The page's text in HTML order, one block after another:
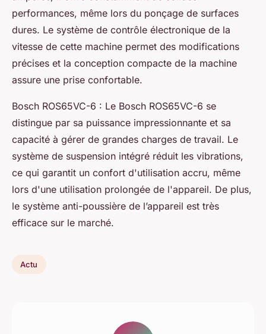
performances, même lors du ponçage de surfaces
dures. Le système de contrôle électronique de la
vitesse de cette machine permet des modifications
précises et la conception compacte de la machine
assure une prise confortable.
Bosch ROS65VC-6 : Le Bosch ROS65VC-6 se
distingue par sa puissance impressionnante et sa
capacité à gérer de grandes charges de travail. Le
système de suspension intégré réduit les vibrations,
ce qui garantit un confort d'utilisation accru, même
lors d'une utilisation prolongée de l'appareil. De plus,
le système anti-poussière de l’appareil est très
efficace sur le marché.
Actu